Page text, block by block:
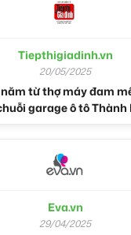
Tiepthigiadinh.vn
20/05/2025
từ thợ máy đam
garage ô tô
Eva.vn
29/04/2025